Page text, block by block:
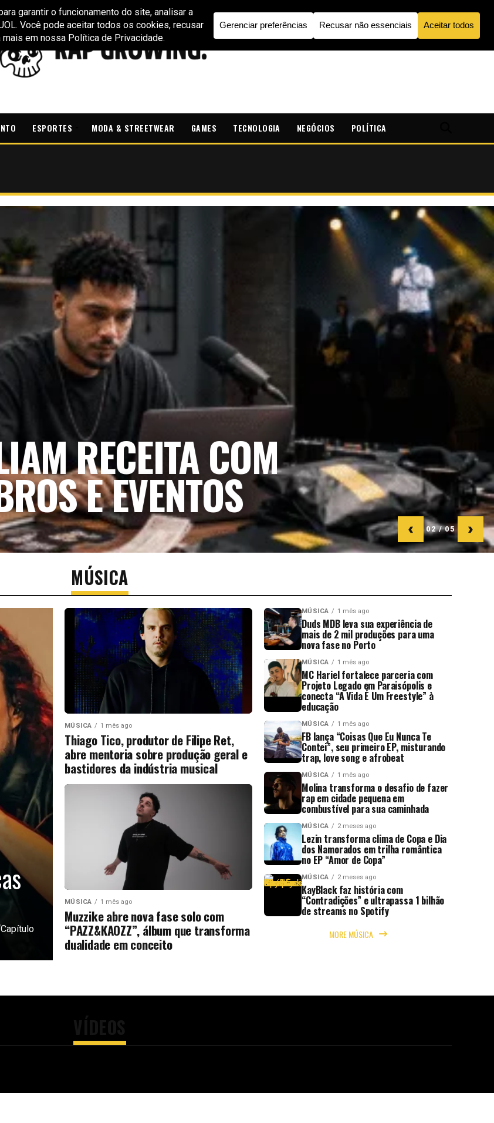
ESPORTES MODA & STREETWEAR GAMES TECNOLOGIA NEGÓCIOS POLÍTICA
RECEITA COM
E EVENTOS
‹ 02 / 05 ›
MÚSICA
MÚSICA 1 mês ago
Thiago Tico, produtor de Filipe Ret,
abre mentoria sobre produção geral e
bastidores da indústria musical
MÚSICA 1 mês ago
Muzzike abre nova fase solo com
“PAZZ&KAOZZ”, álbum que transforma
dualidade em conceito
MÚSICA 1 mês ago
Duds MDB leva sua experiência de
mais de 2 mil produções para uma
nova fase no Porto
MÚSICA 1 mês ago
MC Hariel fortalece parceria com
Projeto Legado em Paraisópolis e
conecta “A Vida É Um Freestyle” à
educação
MÚSICA 1 mês ago
FB lança “Coisas Que Eu Nunca Te
Contei”, seu primeiro EP, misturando
trap, love song e afrobeat
MÚSICA 1 mês ago
Molina transforma o desafio de fazer
rap em cidade pequena em
combustível para sua caminhada
MÚSICA 2 meses ago
Lezin transforma clima de Copa e Dia
dos Namorados em trilha romântica
no EP “Amor de Copa”
MÚSICA 2 meses ago
KayBlack faz história com
“Contradições” e ultrapassa 1 bilhão
de streams no Spotify
MORE MÚSICA